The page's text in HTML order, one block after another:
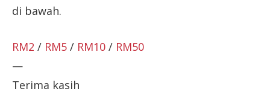
di bawah.
RM2 / RM5 / RM10 / RM50
—
Terima kasih